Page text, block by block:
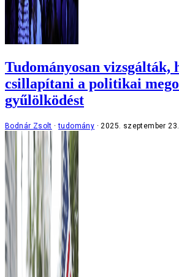
Tudományosan vizsgálták,
csillapítani a politikai
gyűlölködést
Bodnár Zsolt tudomány 2025. szeptember 23.